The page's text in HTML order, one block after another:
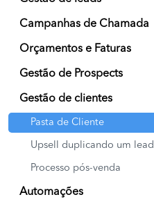
Campanhas de Chamada
Orçamentos e Faturas
Gestão de Prospects
Gestão de clientes
Pasta de Cliente
Upsell duplicando um lead
Processo pós-venda
Automações